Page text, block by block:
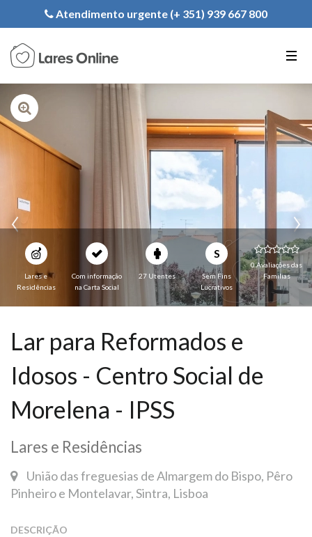
Registe a sua Instituição
Atendimento urgente (+ 351) 939 667 800
Lares e
Residências
Com informação
na Carta Social
27 Utentes
S
Sem Fins
Lucrativos
0 Avaliações das
Familias
Lar para Reformados e
Idosos - Centro Social de
Morelena - IPSS
Lares e Residências
União das freguesias de Almargem do Bispo, Pêro
Pinheiro e Montelavar, Sintra, Lisboa
DESCRIÇÃO